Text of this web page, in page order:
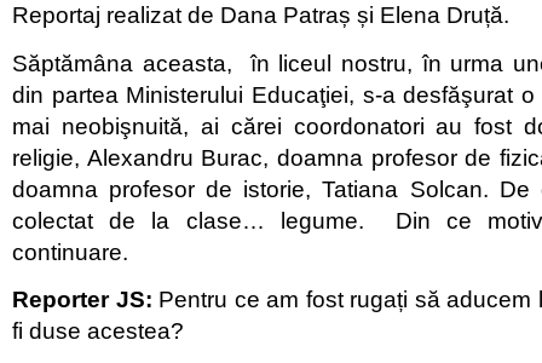
Reportaj realizat de Dana Patraș și Elena Druță.
Săptămâna aceasta, în liceul nostru, în urma
din partea Ministerului Educaţiei, s-a desfăşurat
mai neobişnuită, ai cărei coordonatori au fost
religie, Alexandru Burac, doamna profesor de
doamna profesor de istorie, Tatiana Solcan.
colectat de la clase… legume. Din ce
continuare.
Reporter JS: Pentru ce am fost rugați să
fi duse acestea?